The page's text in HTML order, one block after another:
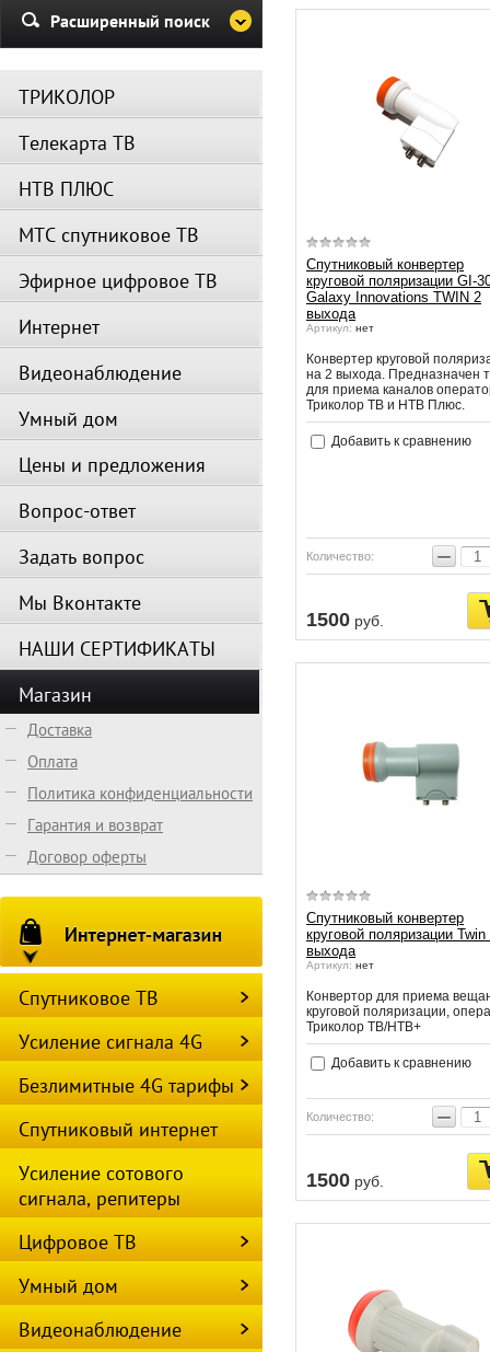
Убедительная просьба в
Вещание телеканалов и
сервисов возобновится
автоматически по завершении
профилактических работ.
Спутниковый конвертер
круговой поляризации GI-
Galaxy Innovations TWIN 2
выхода
Артикул: нет
Конвертер круговой
на 2 выхода. Предназначен
для приема каналов
Триколор ТВ и НТВ Плюс.
Добавить к сравнению
Количество: −
1500 руб.
Спутниковый конвертер
круговой поляризации Twin
выхода
Артикул: нет
Конвертор для приема
круговой поляризации,
Триколор ТВ/НТВ+
Добавить к сравнению
Количество: −
1500 руб.
Расширенный поиск
ТРИКОЛОР
Телекарта ТВ
НТВ ПЛЮС
МТС спутниковое ТВ
Эфирное цифровое ТВ
Интернет
Видеонаблюдение
Умный дом
Цены и предложения
Вопрос-ответ
Задать вопрос
Мы Вконтакте
НАШИ СЕРТИФИКАТЫ
Магазин
Доставка
Оплата
Политика конфиденциальности
Гарантия и возврат
Договор оферты
Спутниковое ТВ
Усиление сигнала 4G
Безлимитные 4G тарифы
Спутниковый интернет
Усиление сотового
сигнала, репитеры
Цифровое ТВ
Умный дом
Видеонаблюдение